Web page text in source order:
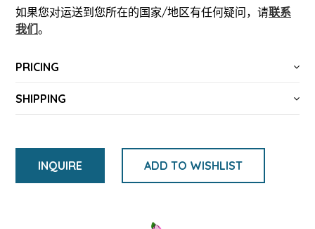
如果您对运送到您所在的国家/地区有任何疑问，请联系
我们。
PRICING
SHIPPING
INQUIRE ADD TO WISHLIST